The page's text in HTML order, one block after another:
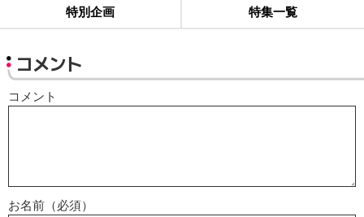
特別企画 特集一覧
コメント
コメント
お名前（必須）